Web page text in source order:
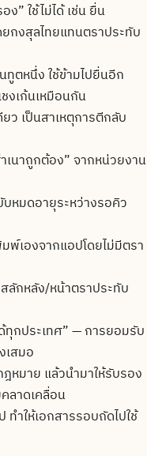
” ใช้ไม่ได้ เช่น ยื่น
กงสุลไทยแทนตราประทับ
ตหนึ่ง ใช้ข้ามไปยื่นอีก
งเก้นเหมือนกัน
ว เป็นสาเหตุการตีกลับ
เนาถูกต้อง” จากหน่วยงาน
หมดอายุระหว่างรอคิว
พ์เองจากแอปโดยไม่มีตรา
ลักหลัง/หน้าตราประทับ
ทุกประเทศ” — การยอมรับ
เสมอ
หมาย แล้วนำมาให้รับรอง
ลาดเคลื่อน
ำให้เอกสารรอบถัดไปใช้